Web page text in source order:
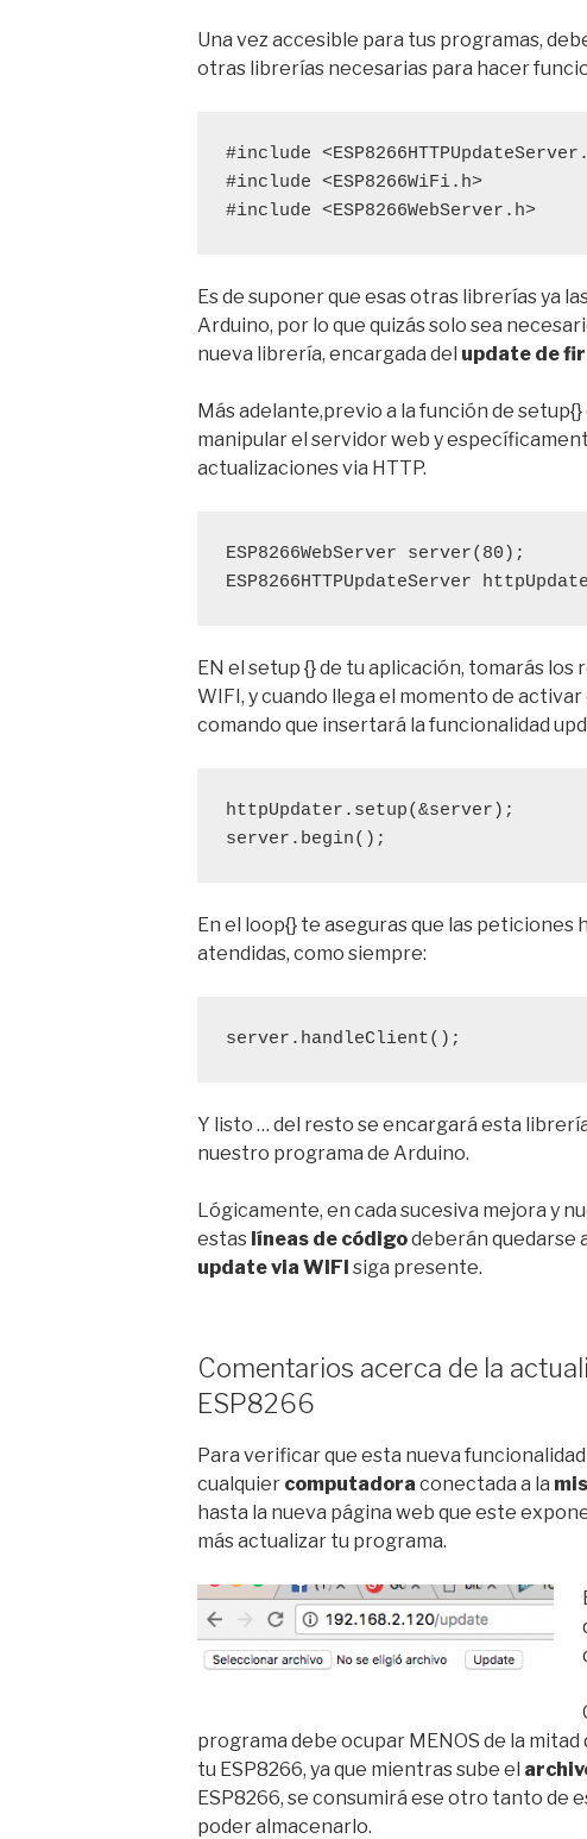
Una vez accesible para tus programas,
otras librerías necesarias para hacer
#include
#include
<ESP8266WiFi.h>
#include <ESP8266WebServer.h>
Es de suponer que esas otras librerías ya
Arduino, por lo que quizás solo sea
nueva librería, encargada del update de
Más adelante,previo a la función de
manipular el servidor web y
actualizaciones via HTTP.
ESP8266WebServer server(80);
ESP8266HTTPUpdateServer
EN el setup {} de tu aplicación, tomarás
WIFI, y cuando llega el momento de
comando que insertará la funcionalidad
httpUpdater.setup(&server);
server.begin();
En el loop{} te aseguras que las peticiones
atendidas, como siempre:
server.handleClient();
Y listo … del resto se encargará esta
nuestro programa de Arduino.
Lógicamente, en cada sucesiva mejora y
estas líneas de códigodeberán quedarse
update via WIFI siga presente.
Comentarios acerca de la
ESP8266
Para verificar que esta nueva
cualquier computadora conectada a la
hasta la nueva página web que este
más actualizar tu programa.
programa debe ocupar MENOS de la
tu ESP8266, ya que mientras sube el
ESP8266, se consumirá ese otro tanto de
poder almacenarlo.